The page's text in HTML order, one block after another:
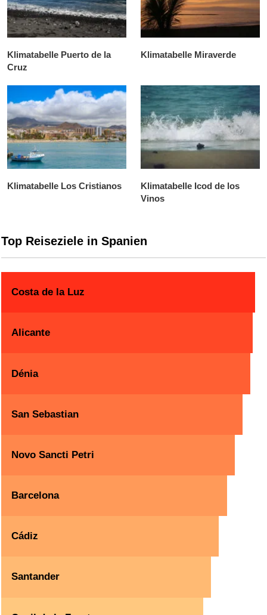
Klimatabelle Puerto de la
Cruz
Klimatabelle Miraverde
Klimatabelle Los Cristianos
Klimatabelle Icod de los
Vinos
Top Reiseziele in Spanien
Costa de la Luz
Alicante
Dénia
San Sebastian
Novo Sancti Petri
Barcelona
Cádiz
Santander